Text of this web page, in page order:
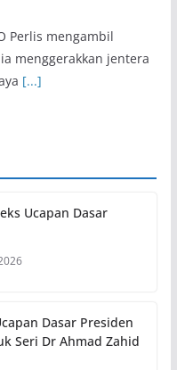
Perlis mengambil
menggerakkan jentera
[...]
Ucapan Dasar
Dasar Presiden
Seri Dr Ahmad Zahid